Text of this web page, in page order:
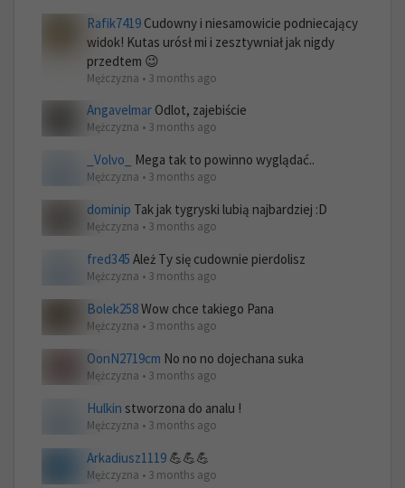
Rafik7419 Cudowny i niesamowicie podniecający
widok! Kutas urósł mi i zesztywniał jak nigdy
przedtem 😉
Mężczyzna • 3 months ago
Angavelmar Odlot, zajebiście
Mężczyzna • 3 months ago
_Volvo_ Mega tak to powinno wyglądać..
Mężczyzna • 3 months ago
dominip Tak jak tygryski lubią najbardziej :D
Mężczyzna • 3 months ago
fred345 Ależ Ty się cudownie pierdolisz
Mężczyzna • 3 months ago
Bolek258Wow chce takiego Pana
Mężczyzna • 3 months ago
OonN2719cm No no no dojechana suka
Mężczyzna • 3 months ago
Hulkin stworzona do analu !
Mężczyzna • 3 months ago
Arkadiusz1119 💪💪💪
Mężczyzna • 3 months ago